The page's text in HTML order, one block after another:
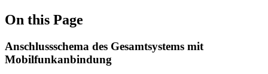
On this Page
Anschlussschema des Gesamtsystems mit
Mobilfunkanbindung